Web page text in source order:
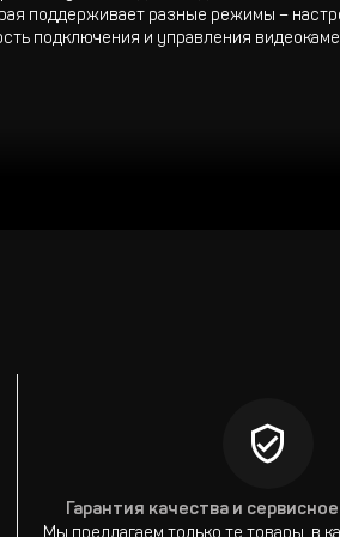
поддерживает разные режимы –
подключения и управления
Гарантия качества и